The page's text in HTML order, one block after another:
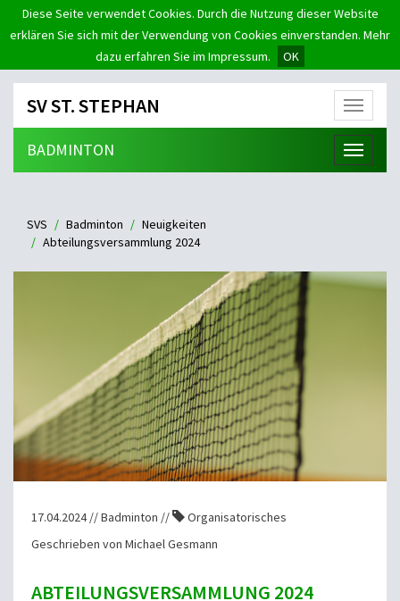
Diese Seite verwendet Cookies. Durch die Nutzung dieser Website
erklären Sie sich mit der Verwendung von Cookies einverstanden. Mehr
dazu erfahren Sie im Impressum.
OK
Menü
SV ST. STEPHAN
Menü
BADMINTON
SVS Badminton
Neuigkeiten
Abteilungsversammlung 2024
17.04.2024 // Badminton //
Organisatorisches
Geschrieben von Michael Gesmann
ABTEILUNGSVERSAMMLUNG 2024